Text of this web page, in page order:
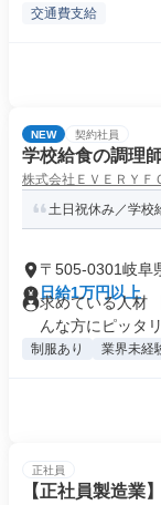
交通費支給
NEW 契約社員
学校給食の調理
株式会社ＥＶＥＲＹＦ
土日祝休み／学校
〒505-0301岐阜
日給1万円以上
求めている人材
んな方にピッ
制服あり 業界未経
正社員
【正社員製造業